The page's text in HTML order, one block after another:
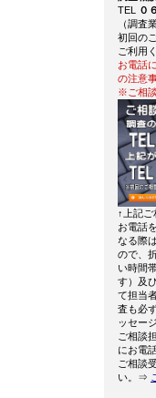
TEL
０
（調査
初回の
ご利用
お電話
の注意
※ご相
↑上記
お電話
なる際
ので、
い時間
す）及
て担当
査も必
ッセー
ご相談
にお電
ご相談
い。⇒